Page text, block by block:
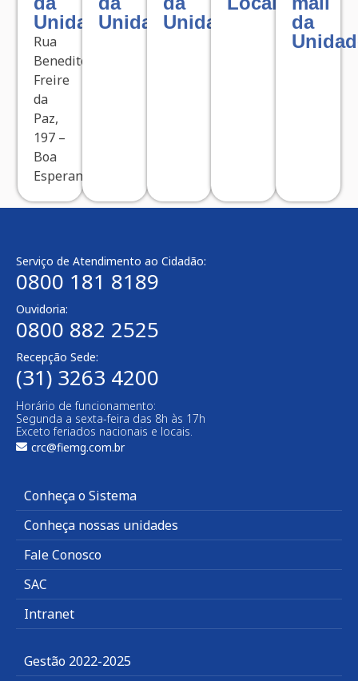
Unidade
Rua
Benedito
Freire
da
Paz,
197 –
Boa
Esperança
UnidadeUnidade
da
Serviço de Atendimento ao Cidadão:
0800 181 8189
Ouvidoria:
0800 882 2525
Recepção Sede:
(31) 3263 4200
Horário de funcionamento:
Segunda a sexta-feira das 8h às 17h
Exceto feriados nacionais e locais.
crc@fiemg.com.br
Conheça o Sistema
Conheça nossas unidades
Fale Conosco
SAC
Intranet
Gestão 2022-2025